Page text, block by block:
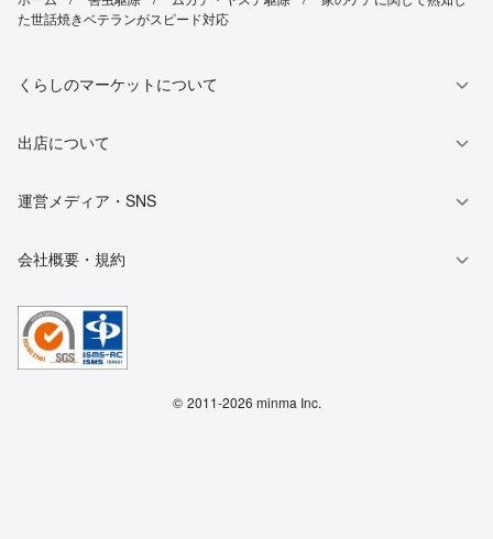
た世話焼きベテランがスピード対応
くらしのマーケットについて
出店について
運営メディア・SNS
会社概要・規約
© 2011-2026 minma Inc.